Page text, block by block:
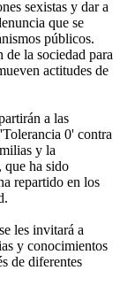
sexistas y dar a
que se
públicos.
la sociedad para
actitudes de
a las
0' contra
y la
que ha sido
repartido en los
les invitará a
y conocimientos
de diferentes